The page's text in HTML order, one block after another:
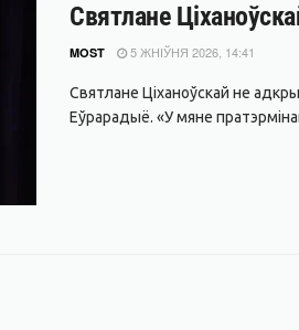
Святлане
MOST 5 ЖНІЎНЯ 2026, 14:41
Святлане Ціханоўскай не
Еўрарадыё. «У мяне